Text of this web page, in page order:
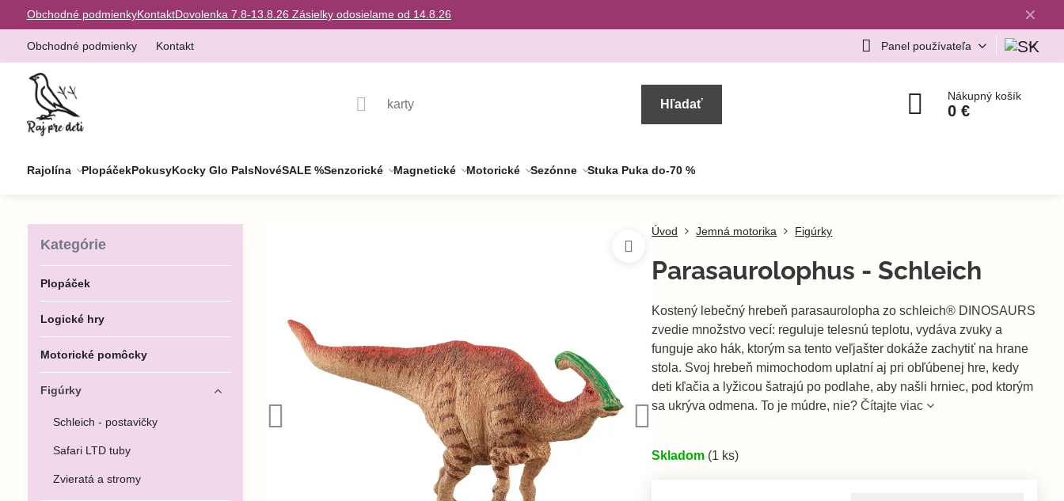
✕
Obchodné podmienkyKontaktDovolenka 7.8-13.8.26 Zásielky odosielame od 14.8.26
Obchodné podmienky Kontakt Panel používateľa
Hľadať
Nákupný košík
0 €
Rajolína PlopáčekPokusyKocky Glo PalsNovéSALE %Senzorické Magnetické Motorické Sezónne Stuka Puka do-70 %
Úvod Jemná motorika Figúrky
Parasaurolophus - Schleich
Kostený lebečný hrebeň parasaurolopha zo schleich® DINOSAURS
zvedie množstvo vecí: reguluje telesnú teplotu, vydáva zvuky a
funguje ako hák, ktorým sa tento veľjašter dokáže zachytiť na hrane
stola. Svoj hrebeň mimochodom uplatní aj pri obľúbenej hre, kedy
deti kľačia a lyžicou šatrajú po podlahe, aby našli hrniec, pod ktorým
sa ukrýva odmena. To je múdre, nie?Čítajte viac
Skladom (1 ks)
Kategórie
Plopáček
Logické hry
Motorické pomôcky
Figúrky
Schleich - postavičky
Safari LTD tuby
Zvieratá a stromy